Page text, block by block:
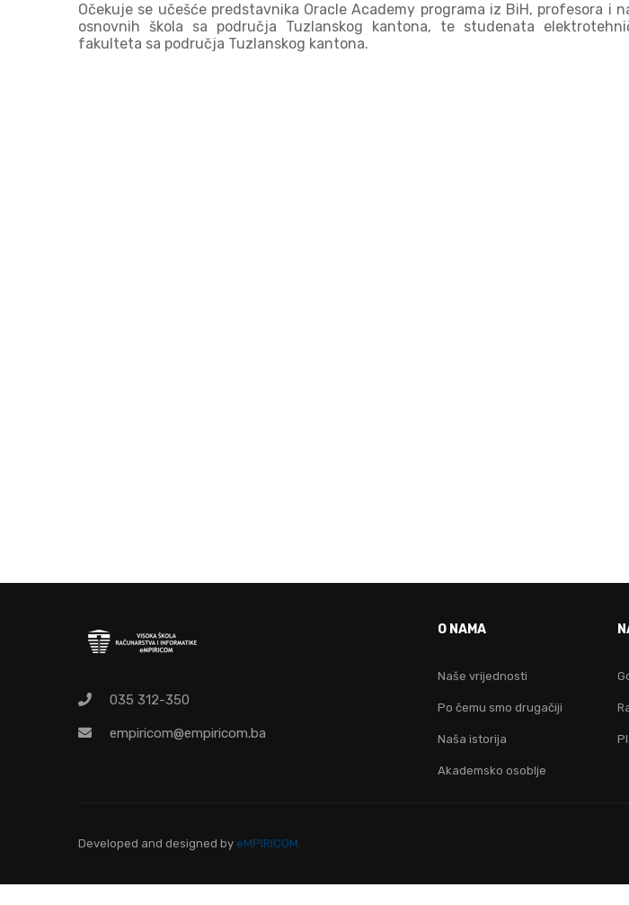
Očekuje se učešće predstavnika Oracle Academy programa iz BiH, profesora i
osnovnih škola sa područja Tuzlanskog kantona, te studenata
fakulteta sa područja Tuzlanskog kantona.
035 312-350
empiricom@empiricom.ba
O NAMA
Naše vrijednosti
Po čemu smo drugačiji
Naša istorija
Akademsko osoblje
Developed and designed by eMPIRICOM.
OVO JE